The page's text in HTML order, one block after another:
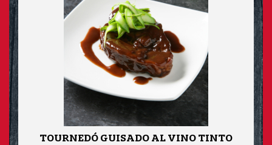
TOURNEDÓ GUISADO AL VINO TINTO